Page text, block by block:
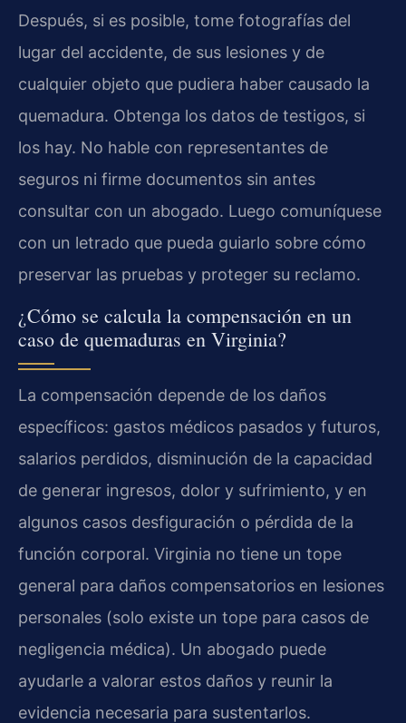
Después, si es posible, tome fotografías del
lugar del accidente, de sus lesiones y de
cualquier objeto que pudiera haber causado la
quemadura. Obtenga los datos de testigos, si
los hay. No hable con representantes de
seguros ni firme documentos sin antes
consultar con un abogado. Luego comuníquese
con un letrado que pueda guiarlo sobre cómo
preservar las pruebas y proteger su reclamo.
¿Cómo se calcula la compensación en un
caso de quemaduras en Virginia?
La compensación depende de los daños
específicos: gastos médicos pasados y futuros,
salarios perdidos, disminución de la capacidad
de generar ingresos, dolor y sufrimiento, y en
algunos casos desfiguración o pérdida de la
función corporal. Virginia no tiene un tope
general para daños compensatorios en lesiones
personales (solo existe un tope para casos de
negligencia médica). Un abogado puede
ayudarle a valorar estos daños y reunir la
evidencia necesaria para sustentarlos.